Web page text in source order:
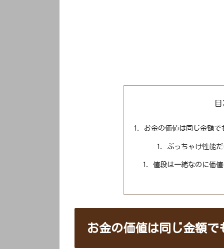
お金の価値は同じ金額で
ぶっちゃけ性能
値段は一緒なのに価
お金の価値は同じ金額で